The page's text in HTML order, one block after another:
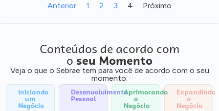
Anterior 1 2 3 4 Próximo
Conteúdos de acordo com
o seu Momento
Veja o que o Sebrae tem para você de acordo com o seu
momento:
Iniciando
um
Negócio
Desenvolvimento
Pessoal
Aprimorando
o
Negócio
Expandindo
o
Negócio